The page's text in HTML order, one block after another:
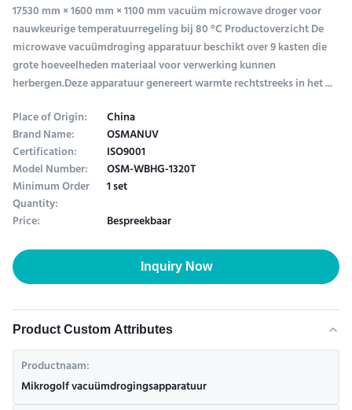
17530 mm × 1600 mm × 1100 mm vacuüm microwave droger voor
nauwkeurige temperatuurregeling bij 80 °C Productoverzicht De
microwave vacuümdroging apparatuur beschikt over 9 kasten die
grote hoeveelheden materiaal voor verwerking kunnen
herbergen.Deze apparatuur genereert warmte rechtstreeks in het ...
Place of Origin:
China
Brand Name: OSMANUV
Certification: ISO9001
Model Number: OSM-WBHG-1320T
Minimum Order
Quantity:
1 set
Price:
Bespreekbaar
Inquiry Now
Product Custom Attributes
Productnaam:
Mikrogolf vacuümdrogingsapparatuur